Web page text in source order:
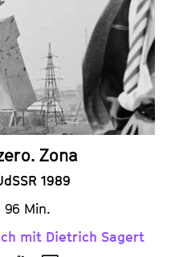
t
s
d
e
r
Zona
1989
96 Min.
mit Dietrich Sagert